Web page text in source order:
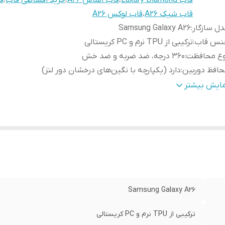
قاب شیک A26
،قاب لوکس A26
سازگار :
Samsung Galaxy A26
قاب:ترکیبی از TPU نرم و PC کریستالی
محافظت:۳۶۰ درجه، ضد ضربه و ضد خش
دوربین:دارد (یکپارچه با نگین‌های درخشان دور لنز)
ظاهری شفاف با حاشیه رنگی و حلقه مگ‌سیف نگین‌کاری شده بیشتر
Samsung Galaxy A26
ترکیبی از TPU نرم و PC کریستالی